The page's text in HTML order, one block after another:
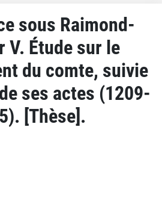
sous Raimond-
V. Étude sur le
du comte, suivie
ses actes (1209-
[Thèse].